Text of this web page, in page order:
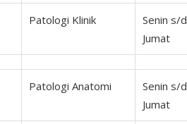
Patologi Klinik
Senin s/d
Jumat
Patologi Anatomi
Senin s/d
Jumat